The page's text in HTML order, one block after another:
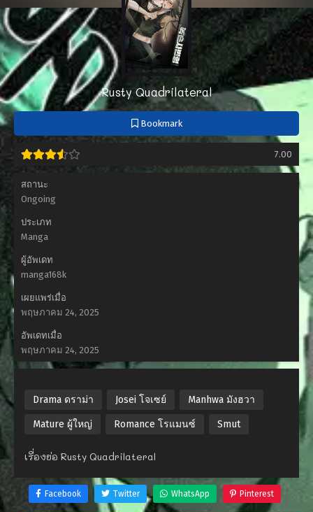
Rusty Quadrilateral
Bookmark
7.00
สถานะ
Ongoing
ประเภท
Manga
ผู้อัพเดท
manga168k
เผยแพร่เมื่อ
พฤษภาคม 24, 2025
อัพเดทเมื่อ
พฤษภาคม 24, 2025
Drama ดราม่า Josei โจเซย์ Manhwa มังฮวา
Mature ผู้ใหญ่ Romance โรแมนซ์ Smut
เรื่องย่อ Rusty Quadrilateral
Facebook Twitter WhatsApp Pinterest